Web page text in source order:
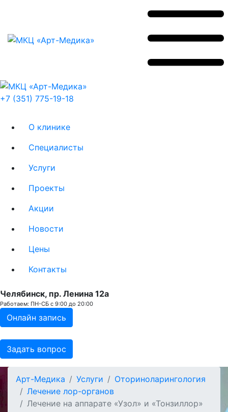
+7 (351) 775-19-18
О клинике
Специалисты
Услуги
Проекты
Акции
Новости
Цены
Контакты
Челябинск, пр. Ленина 12a
Работаем: ПН-СБ с 9:00 до 20:00
Онлайн запись
Задать вопрос
Арт-Медика Услуги
Оториноларингология
Лечение лор-органов
Лечение на аппарате «Узол» и «Тонзиллор»